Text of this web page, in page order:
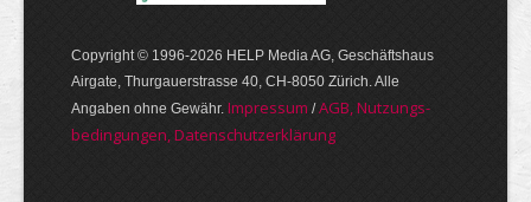
Copyright © 1996-2026 HELP Media AG, Geschäftshaus
Airgate, Thurgauer­strasse 40, CH-8050 Zürich. Alle
Angaben ohne Gewähr. Im­pres­sum /AGB, Nut­zungs­
bedin­gungen, Daten­schutz­er­klärung